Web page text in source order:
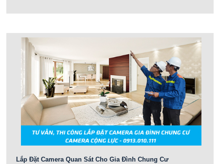
Lắp Đặt Camera Quan Sát Cho Gia Đình Chung Cư